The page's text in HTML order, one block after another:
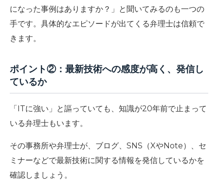
になった事例はありますか？」と聞いてみるのも一つの
手です。具体的なエピソードが出てくる弁理士は信頼で
きます。
ポイント②：最新技術への感度が高く、発信し
ているか
「ITに強い」と謳っていても、知識が20年前で止まって
いる弁理士もいます。
その事務所や弁理士が、ブログ、SNS（XやNote）、セ
ミナーなどで最新技術に関する情報を発信しているかを
確認しましょう。